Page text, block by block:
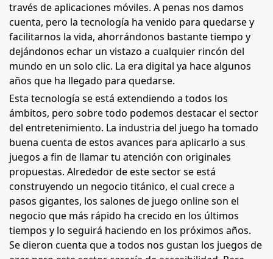
través de aplicaciones móviles. A penas nos damos
cuenta, pero la tecnología ha venido para quedarse y
facilitarnos la vida, ahorrándonos bastante tiempo y
dejándonos echar un vistazo a cualquier rincón del
mundo en un solo clic. La era digital ya hace algunos
años que ha llegado para quedarse.
Esta tecnología se está extendiendo a todos los
ámbitos, pero sobre todo podemos destacar el sector
del entretenimiento. La industria del juego ha tomado
buena cuenta de estos avances para aplicarlo a sus
juegos a fin de llamar tu atención con originales
propuestas. Alrededor de este sector se está
construyendo un negocio titánico, el cual crece a
pasos gigantes, los salones de juego online son el
negocio que más rápido ha crecido en los últimos
tiempos y lo seguirá haciendo en los próximos años.
Se dieron cuenta que a todos nos gustan los juegos de